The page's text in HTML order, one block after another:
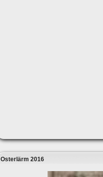
Osterlärm 2016